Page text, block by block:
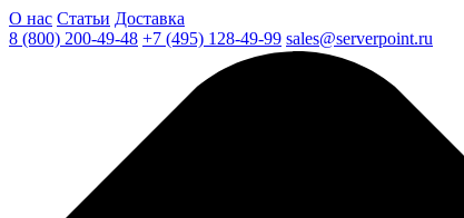
О нас Статьи Доставка
8 (800) 200-49-48 +7 (495) 128-49-99 sales@serverpoint.ru